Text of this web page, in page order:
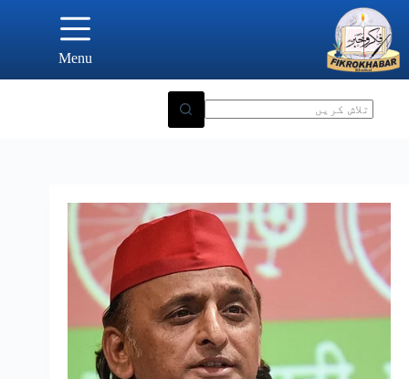
content
Menu